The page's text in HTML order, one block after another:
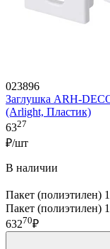
023896
Заглушка ARH-
(Arlight, Пластик)
6327
₽/шт
В наличии
Пакет (полиэтилен)
Пакет (полиэтилен)
63270₽